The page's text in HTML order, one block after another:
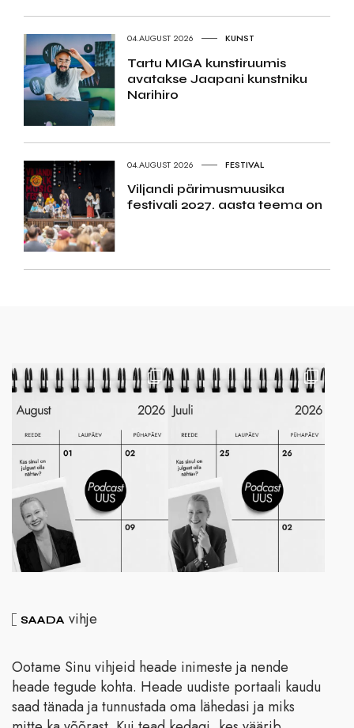
04.AUGUST 2026 KUNST
Tartu MIGA kunstiruumis
avatakse Jaapani kunstniku
Narihiro
04.AUGUST 2026 FESTIVAL
Viljandi pärimusmuusika
festivali 2027. aasta teema on
SAADA vihje
Ootame Sinu vihjeid heade inimeste ja nende
heade tegude kohta. Heade uudiste portaali kaudu
saad tänada ja tunnustada oma lähedasi ja miks